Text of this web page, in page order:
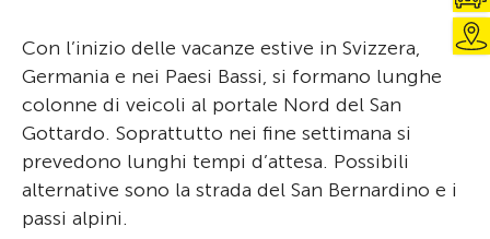
Con l’inizio delle vacanze estive in Svizzera,
Germania e nei Paesi Bassi, si formano lunghe
colonne di veicoli al portale Nord del San
Gottardo. Soprattutto nei fine settimana si
prevedono lunghi tempi d’attesa. Possibili
alternative sono la strada del San Bernardino e i
passi alpini.